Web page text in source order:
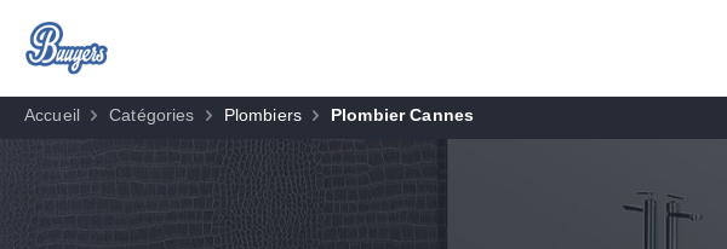
Accueil Catégories Plombiers Plombier Cannes